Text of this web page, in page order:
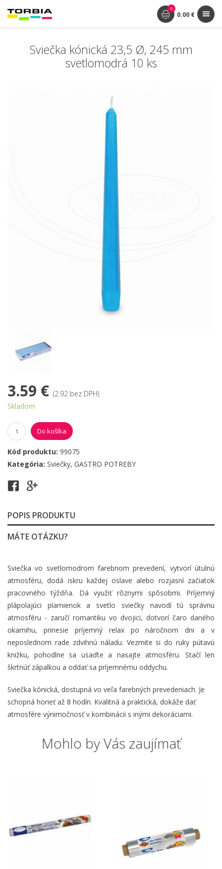
0
0.00 €
Sviečka kónická 23,5 Ø, 245 mm
svetlomodrá 10 ks
3.59 € (2.92 bez DPH)
Skladom
Do košíka
Kód produktu: 99075
Kategória: Sviečky, GASTRO POTREBY
POPIS PRODUKTU
MÁTE OTÁZKU?
Sviečka vo svetlomodrom farebnom prevedení, vytvorí útulnú
atmosféru, dodá iskru každej oslave alebo rozjasní začiatok
pracovného týždňa. Dá využiť rôznymi spôsobmi. Príjemný
plápolajúci plamienok a svetlo sviečky navodí tú správnu
atmosféru - zaručí romantiku vo dvojici, dotvorí čaro daného
okamihu, prinesie príjemný relax po náročnom dni a v
neposlednom rade zdvihnú náladu. Vezmite si do ruky pútavú
knižku, pohodlne sa usaďte a nasajte atmosféru. Stačí len
škrtnúť zápalkou a oddať sa príjemnému oddychu.
Sviečka kónická, dostupná vo veľa farebných prevedeniach. Je
schopná horieť až 8 hodín. Kvalitná a praktická, dokáže dať
atmosfére výnimočnosť v kombinácii s inými dekoráciami.
Mohlo by Vás zaujímať